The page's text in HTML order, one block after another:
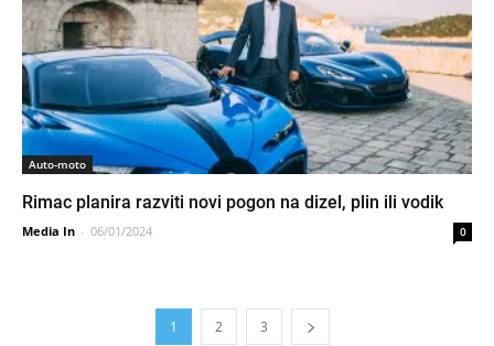
Auto-moto
Rimac planira razviti novi pogon na dizel, plin ili vodik
Media In - 06/01/2024 0
1 2 3